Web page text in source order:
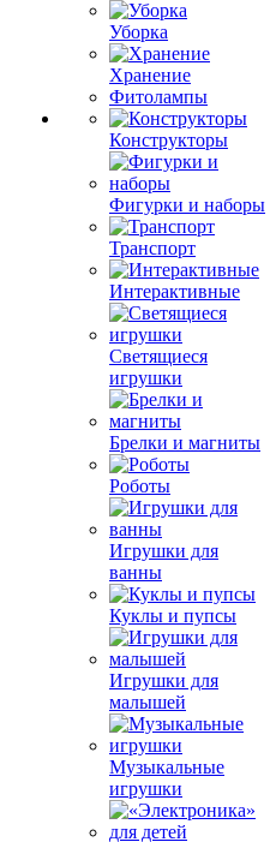
Уборка
Хранение
Фитолампы
Конструкторы
Фигурки и наборы
Транспорт
Интерактивные
Светящиеся
игрушки
Брелки и магниты
Роботы
Игрушки для
ванны
Куклы и пупсы
Игрушки для
малышей
Музыкальные
игрушки